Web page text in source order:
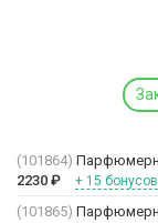
(101864)
2230 ₽ + 15 бонусов
(101865)